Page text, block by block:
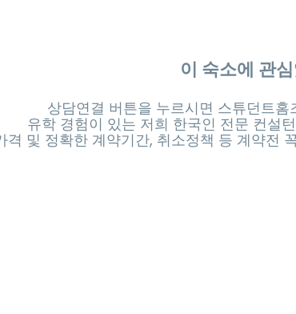
이 숙소에 관
상담연결 버튼을 누르시면 스튜던트
유학 경험이 있는 저희 한국인 전문 컨설
격 및 정확한 계약기간, 취소정책 등 계약전